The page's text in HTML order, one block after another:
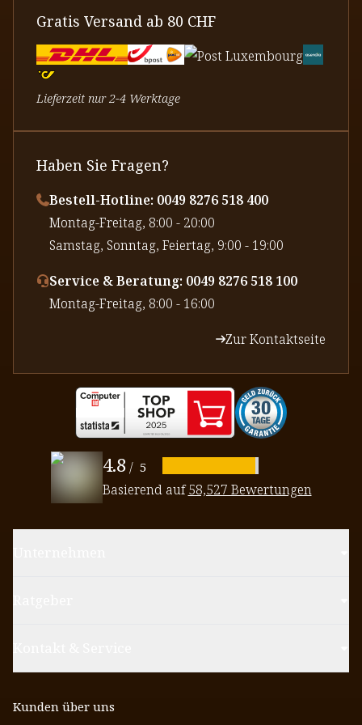
Gratis Versand ab 80 CHF
Lieferzeit nur 2-4 Werktage
Haben Sie Fragen?
Bestell-Hotline: 0049 8276 518 400
⁠Montag-Freitag, 8:00 - 20:00
⁠Samstag, Sonntag, Feiertag, 9:00 - 19:00
Service & Beratung: 0049 8276 518 100
⁠Montag-Freitag, 8:00 - 16:00
Zur Kontaktseite
4.8 / 5
Basierend auf58,527 Bewertungen
Kunden über uns